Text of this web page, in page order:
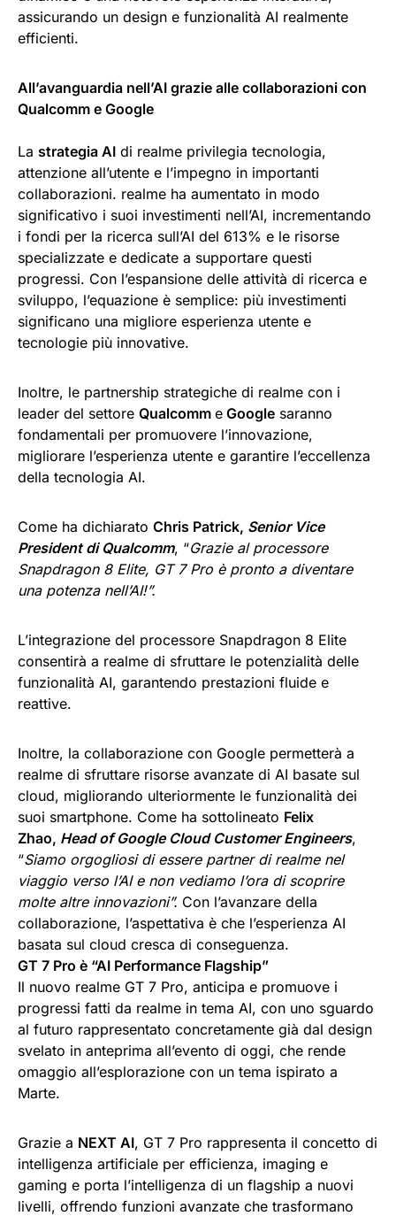
assicurando un design e funzionalità AI realmente
efficienti.
All’avanguardia nell’AI grazie alle collaborazioni con
Qualcomm e Google
La strategia AI di realme privilegia tecnologia,
attenzione all’utente e l’impegno in importanti
collaborazioni. realme ha aumentato in modo
significativo i suoi investimenti nell’AI, incrementando
i fondi per la ricerca sull’AI del 613% e le risorse
specializzate e dedicate a supportare questi
progressi. Con l’espansione delle attività di ricerca e
sviluppo, l’equazione è semplice: più investimenti
significano una migliore esperienza utente e
tecnologie più innovative.
Inoltre, le partnership strategiche di realme con i
leader del settore Qualcomm e Google saranno
fondamentali per promuovere l’innovazione,
migliorare l’esperienza utente e garantire l’eccellenza
della tecnologia AI.
Come ha dichiarato Chris Patrick, Senior Vice
President di Qualcomm, “Grazie al processore
Snapdragon 8 Elite, GT 7 Pro è pronto a diventare
una potenza nell’AI!”.
L’integrazione del processore Snapdragon 8 Elite
consentirà a realme di sfruttare le potenzialità delle
funzionalità AI, garantendo prestazioni fluide e
reattive.
Inoltre, la collaborazione con Google permetterà a
realme di sfruttare risorse avanzate di AI basate sul
cloud, migliorando ulteriormente le funzionalità dei
suoi smartphone. Come ha sottolineato Felix
Zhao, Head of Google Cloud Customer Engineers,
“Siamo orgogliosi di essere partner di realme nel
viaggio verso l’AI e non vediamo l’ora di scoprire
molte altre innovazioni”. Con l’avanzare della
collaborazione, l’aspettativa è che l’esperienza AI
basata sul cloud cresca di conseguenza.
GT 7 Pro è “AI Performance Flagship”
Il nuovo realme GT 7 Pro, anticipa e promuove i
progressi fatti da realme in tema AI, con uno sguardo
al futuro rappresentato concretamente già dal design
svelato in anteprima all’evento di oggi, che rende
omaggio all’esplorazione con un tema ispirato a
Marte.
Grazie a NEXT AI, GT 7 Pro rappresenta il concetto di
intelligenza artificiale per efficienza, imaging e
gaming e porta l’intelligenza di un flagship a nuovi
livelli, offrendo funzioni avanzate che trasformano